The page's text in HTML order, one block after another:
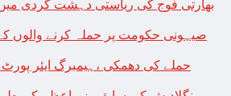
حملے کی دھمکی ،ہیمبرگ ایئر پورٹ